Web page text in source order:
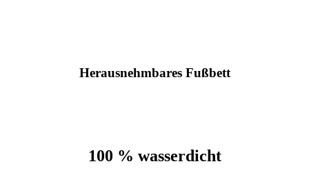
Herausnehmbares Fußbett
100 % wasserdicht